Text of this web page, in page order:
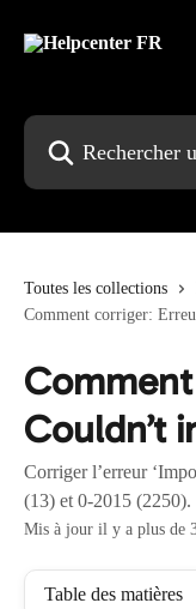
Rechercher un article...
Toutes les collections
Comment corriger:
Couldn’t
Corriger l’erreur
(13) et 0-2015 (2250).
Mis à jour il y a plus de
Table des matières